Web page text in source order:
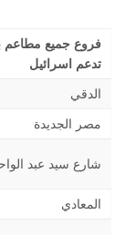
فروع جميع مطاعم
تدعم اسرائيل
الدقي
مصر الجديدة
شارع سيد عبد
المعادي